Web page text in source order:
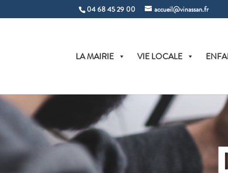
04 68 45 29 00 accueil@vinassan.fr
LA MAIRIE VIE LOCALE